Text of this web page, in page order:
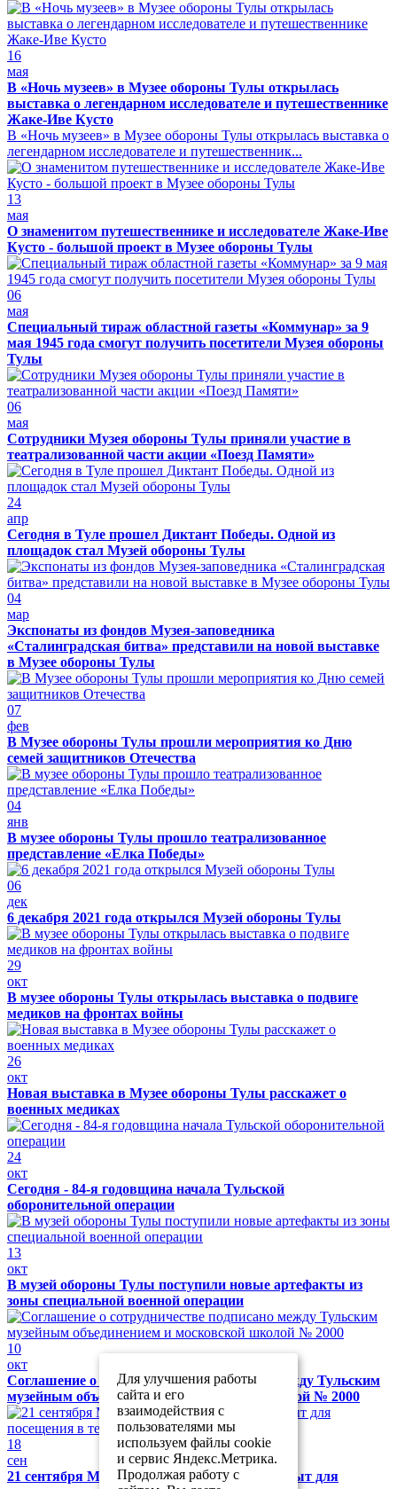
16
мая
В «Ночь музеев» в Музее обороны Тулы открылась
выставка о легендарном исследователе и путешественнике
Жаке-Иве Кусто
В «Ночь музеев» в Музее обороны Тулы открылась выставка о
легендарном исследователе и путешественник...
13
мая
О знаменитом путешественнике и исследователе Жаке-Иве
Кусто - большой проект в Музее обороны Тулы
06
мая
Специальный тираж областной газеты «Коммунар» за 9
мая 1945 года смогут получить посетители Музея обороны
Тулы
06
мая
Сотрудники Музея обороны Тулы приняли участие в
театрализованной части акции «Поезд Памяти»
24
апр
Сегодня в Туле прошел Диктант Победы. Одной из
площадок стал Музей обороны Тулы
04
мар
Экспонаты из фондов Музея-заповедника
«Сталинградская битва» представили на новой выставке
в Музее обороны Тулы
07
фев
В Музее обороны Тулы прошли мероприятия ко Дню
семей защитников Отечества
04
янв
В музее обороны Тулы прошло театрализованное
представление «Елка Победы»
06
дек
6 декабря 2021 года открылся Музей обороны Тулы
29
окт
В музее обороны Тулы открылась выставка о подвиге
медиков на фронтах войны
26
окт
Новая выставка в Музее обороны Тулы расскажет о
военных медиках
24
окт
Сегодня - 84-я годовщина начала Тульской
оборонительной операции
13
окт
В музей обороны Тулы поступили новые артефакты из
зоны специальной военной операции
10
окт
Соглашение о сотрудничестве подписано между Тульским
музейным объединением и московской школой № 2000
18
сен
21 сентября Музей обороны Тулы будет закрыт для
Для улучшения работы
сайта и его
взаимодействия с
пользователями мы
используем файлы cookie
и сервис Яндекс.Метрика.
Продолжая работу с